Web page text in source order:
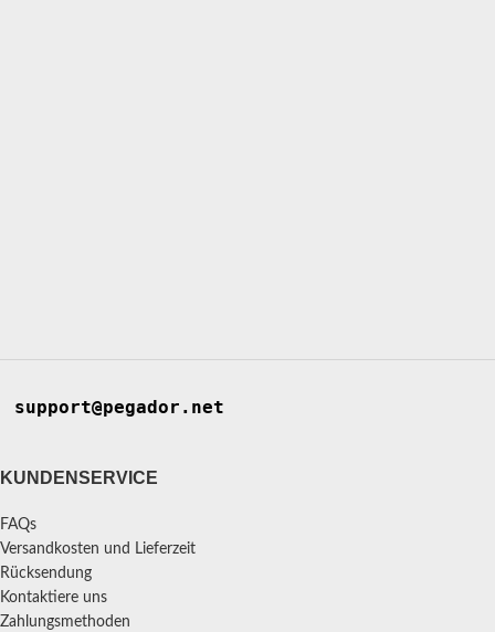
support@pegador.net
KUNDENSERVICE
FAQs
Versandkosten und Lieferzeit
Rücksendung
Kontaktiere uns
Zahlungsmethoden